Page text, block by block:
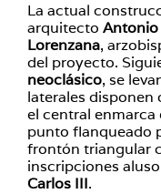
La actual
arquitecto Antonio
Lorenzana,
del proyecto.
neoclásico, se
laterales disponen
el central enmarca
punto flanqueado
frontón triangular
inscripciones
Carlos III.